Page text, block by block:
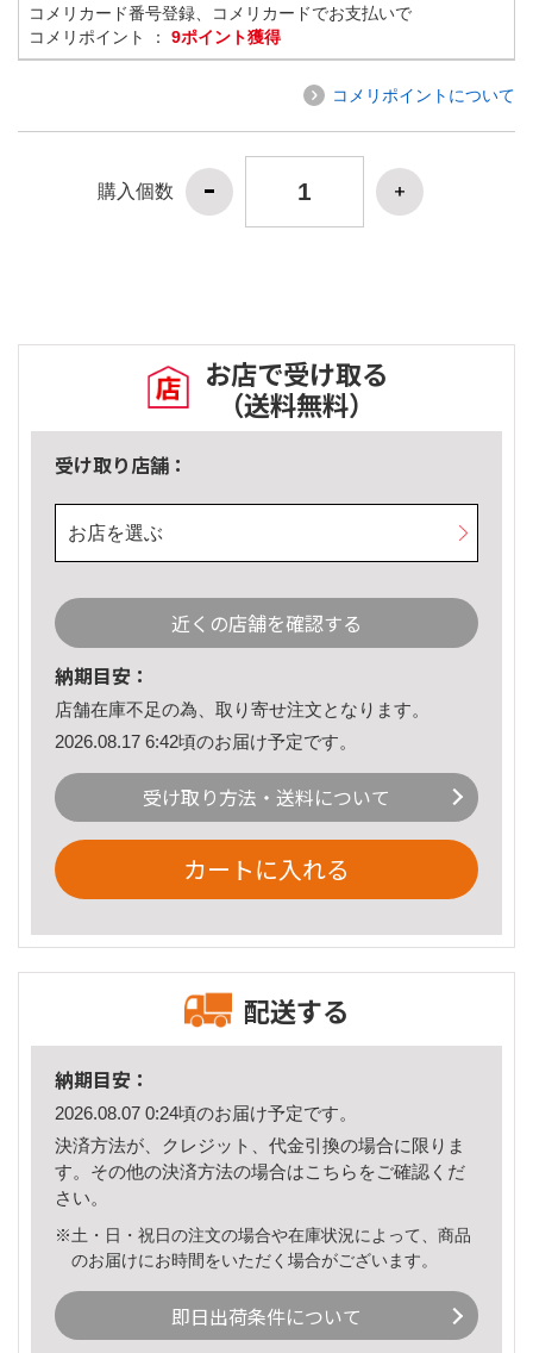
コメリカード番号登録、コメリカードでお支払いで
コメリポイント ： 9ポイント獲得
コメリポイントについて
購入個数
お店で受け取る
（送料無料）
受け取り店舗：
お店を選ぶ
近くの店舗を確認する
納期目安：
店舗在庫不足の為、取り寄せ注文となります。
2026.08.17 6:42頃のお届け予定です。
受け取り方法・送料について
カートに入れる
配送する
納期目安：
2026.08.07 0:24頃のお届け予定です。
決済方法が、クレジット、代金引換の場合に限りま
す。その他の決済方法の場合はこちら をご確認くだ
さい。
※土・日・祝日の注文の場合や在庫状況によって、商品
のお届けにお時間をいただく場合がございます。
即日出荷条件について